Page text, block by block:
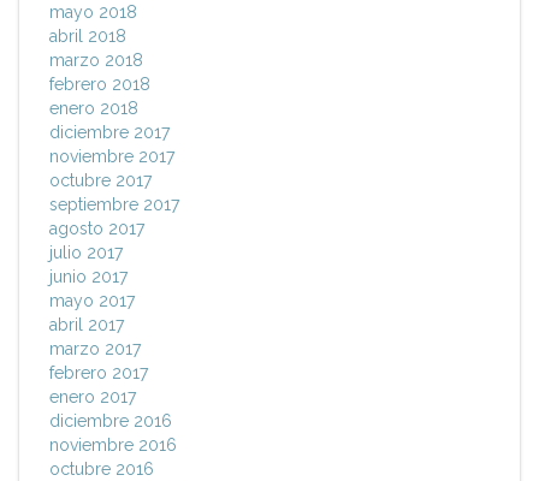
mayo 2018
abril 2018
marzo 2018
febrero 2018
enero 2018
diciembre 2017
noviembre 2017
octubre 2017
septiembre 2017
agosto 2017
julio 2017
junio 2017
mayo 2017
abril 2017
marzo 2017
febrero 2017
enero 2017
diciembre 2016
noviembre 2016
octubre 2016